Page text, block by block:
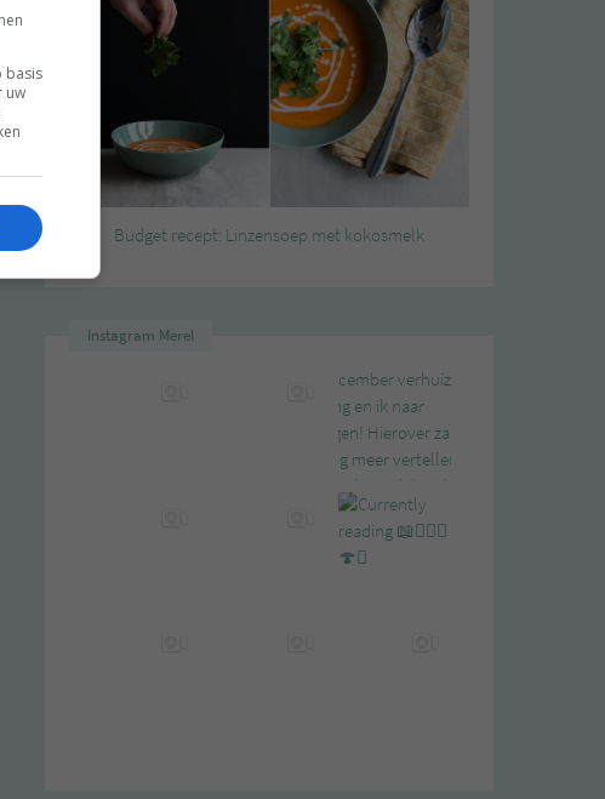
Budget recept: Linzensoep met kokosmelk
Instagram Merel
basis
uw